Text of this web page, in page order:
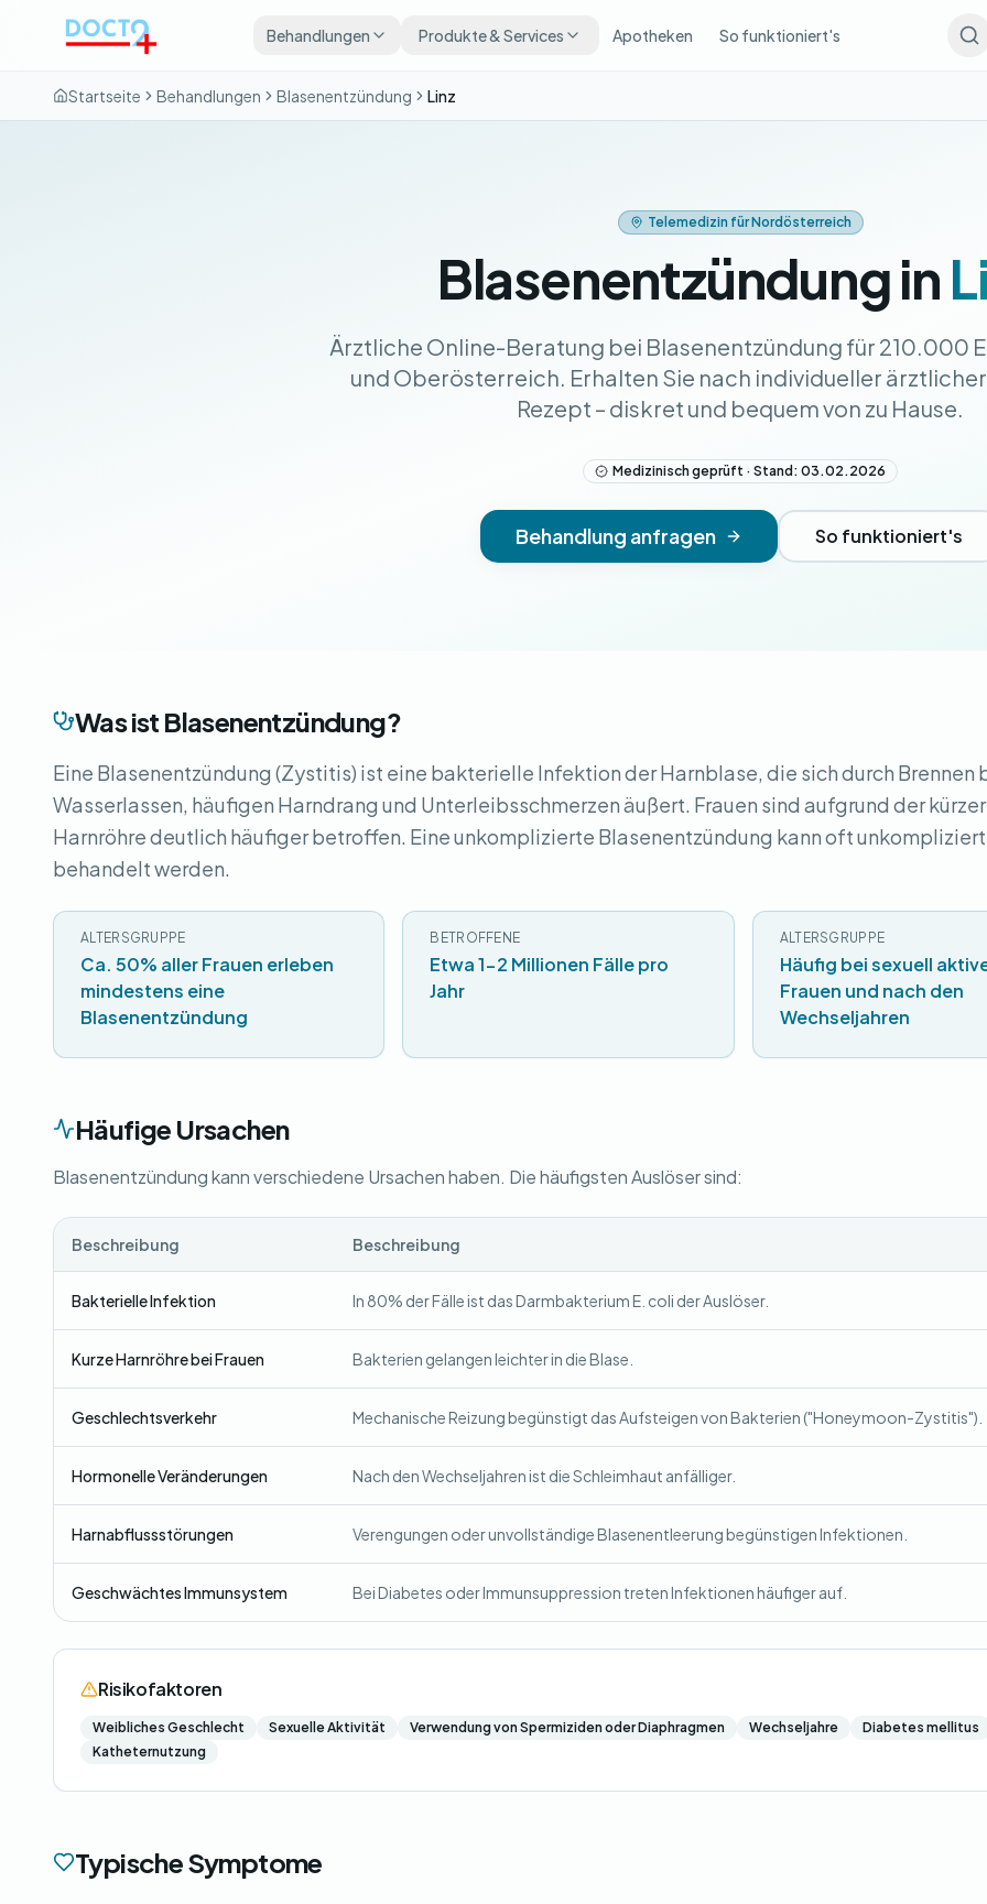
Behandlungen
Produkte & Services Apotheken So funktioniert's
Startseite Behandlungen Blasenentzündung Linz
Telemedizin für Nordösterreich
Blasenentzündung in
Ärztliche Online-Beratung bei Blasenentzündung für 210.000
und Oberösterreich. Erhalten Sie nach individueller ärztlicher
Rezept – diskret und bequem von zu Hause.
Medizinisch geprüft · Stand: 03.02.2026
Behandlung anfragen So funktioniert's
Was ist Blasenentzündung?
Eine Blasenentzündung (Zystitis) ist eine bakterielle Infektion der Harnblase, die sich durch Brennen
Wasserlassen, häufigen Harndrang und Unterleibsschmerzen äußert. Frauen sind aufgrund der
Harnröhre deutlich häufiger betroffen. Eine unkomplizierte Blasenentzündung kann oft unkompliziert
behandelt werden.
ALTERSGRUPPE
Ca. 50% aller Frauen erleben
mindestens eine
Blasenentzündung
BETROFFENE
Etwa 1-2 Millionen Fälle pro
Jahr
ALTERSGRUPPE
Häufig bei sexuell
Frauen und nach den
Wechseljahren
Häufige Ursachen
Blasenentzündung kann verschiedene Ursachen haben. Die häufigsten Auslöser sind:
Beschreibung Beschreibung
Bakterielle Infektion In 80% der Fälle ist das Darmbakterium E. coli der Auslöser.
Kurze Harnröhre bei Frauen Bakterien gelangen leichter in die Blase.
Geschlechtsverkehr Mechanische Reizung begünstigt das Aufsteigen von Bakterien ("Honeymoon-Zystitis").
Hormonelle Veränderungen Nach den Wechseljahren ist die Schleimhaut anfälliger.
Harnabflussstörungen Verengungen oder unvollständige Blasenentleerung begünstigen Infektionen.
Geschwächtes Immunsystem Bei Diabetes oder Immunsuppression treten Infektionen häufiger auf.
Risikofaktoren
Weibliches Geschlecht Sexuelle Aktivität Verwendung von Spermiziden oder Diaphragmen Wechseljahre
Diabetes mellitus
Katheternutzung
Typische Symptome